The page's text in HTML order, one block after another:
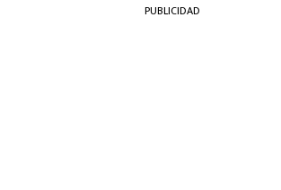
PUBLICIDAD